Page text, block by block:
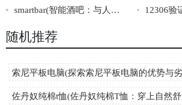
smartbar(智能酒吧：与人工智能共享一杯美酒)
随机推荐
索尼平板电脑(探索索尼平板电脑的优势与